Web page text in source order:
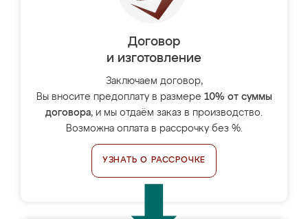
Договор
и изготовление
Заключаем договор,
Вы вносите предоплату в размере 10% от суммы
договора, и мы отдаём заказ в производство.
Возможна оплата в рассрочку без %.
УЗНАТЬ О РАССРОЧКЕ